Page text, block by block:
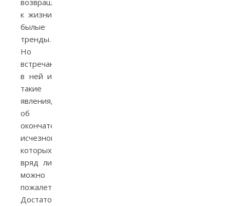
возвращающее
к жизни
былые
тренды.
Но
встречаются
в ней и
такие
явления,
об
окончательном
исчезновении
которых
вряд ли
можно
пожалеть.
Достаточно